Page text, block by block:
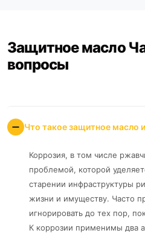
Защитное масло
вопросы
Что такое защитное масло
Коррозия, в том числе
проблемой, которой
старении инфраструктуры
жизни и имуществу. Часто
игнорировать до тех пор,
К коррозии применимы два